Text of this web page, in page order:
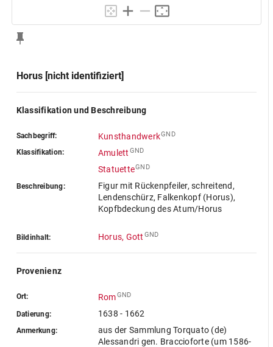
Horus [nicht identifiziert]
Klassifikation und Beschreibung
Sachbegriff: KunsthandwerkGND
Klassifikation: Amulett GND
StatuetteGND
Beschreibung:
Figur mit Rückenpfeiler, schreitend,
Lendenschürz, Falkenkopf (Horus),
Kopfbdeckung des Atum/Horus
Bildinhalt: Horus, Gott GND
Provenienz
Ort: RomGND
Datierung: 1638 - 1662
Anmerkung:
aus der Sammlung Torquato (de)
Alessandri gen. Braccioforte (um 1586-